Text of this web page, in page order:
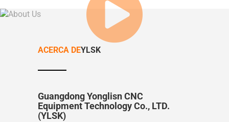
ACERCA DEYLSK
Guangdong Yonglisn CNC
Equipment Technology Co., LTD.
(YLSK)